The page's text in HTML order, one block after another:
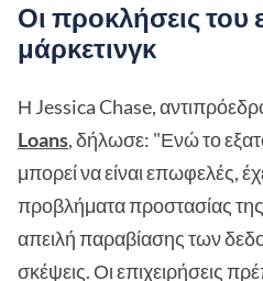
Οι προκλήσεις του
μάρκετινγκ
Η Jessica Chase,
Loans, δήλωσε: "Ενώ το
μπορεί να είναι επωφελές,
προβλήματα προστασίας της
απειλή παραβίασης των
σκέψεις. Οι επιχειρήσεις